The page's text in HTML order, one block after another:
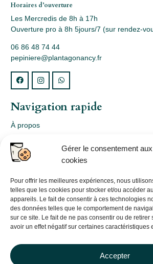
Gérer le consentement aux
cookies
Pour offrir les meilleures expériences, nous
telles que les cookies pour stocker et/ou accéder
appareils. Le fait de consentir à ces technologies
des données telles que le comportement de
sur ce site. Le fait de ne pas consentir ou de retirer
avoir un effet négatif sur certaines caractéristiques
Accepter
Horaires d’ouverture
Les Mercredis de 8h à 17h
Ouverture pro à 8h 5jours/7 (sur rendez-
06 86 48 74 44
pepiniere@plantagonancy.fr
Navigation rapide
À propos
Webshop
Nos produits
Conception
Consultation
Contact
Informations légales
Politique de confidentialité